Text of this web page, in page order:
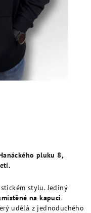
pluku 8,
stylu. Jediný
na kapuci.
udělá z jednoduchého